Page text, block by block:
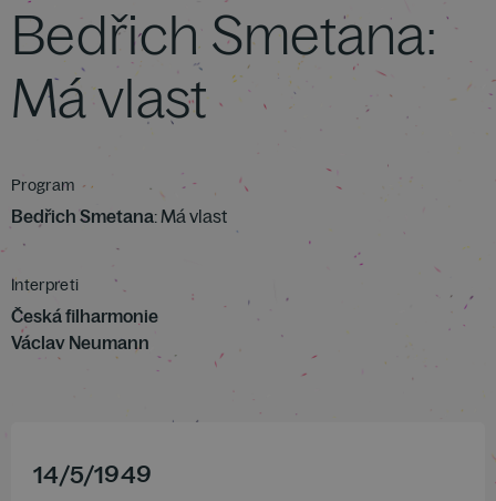
Bedřich Smetana:
Má vlast
Program
Bedřich Smetana: Má vlast
Interpreti
Česká filharmonie
Václav Neumann
14/5/1949